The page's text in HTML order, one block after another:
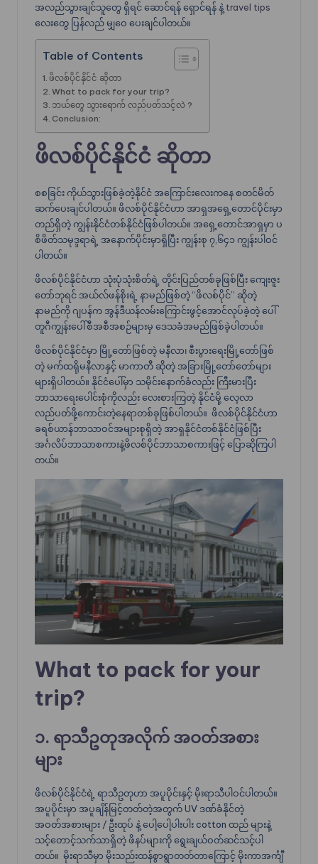
အလည်သွားချင်သူတွေ ရှိရင် ဆောင်ရန် ရှောင်ရန် နဲ့ travel tips
လေးတွေ ပြန်လည် မျှဝေ ပေးချင်ပါတယ်။
Table of Contents
ဖိလစ်ပိုင်နိုင်ငံ ဆိုတာ
What to pack for your trip?
ဘယ်တွေ သွားရောက် လည်ပတ်သင့်လဲ ?
Conclusion:
ဖိလစ်ပိုင်နိုင်ငံ ဆိုတာ
စစခြင်း ကိုယ်သွားဖြစ်ခဲ့တဲ့နိုင်ငံ အကြောင်းလေးကနေ စတင်မိတ်
ဆက်ပေးချင်ပါတယ်။ ဖိလစ်ပိုင်နိုင်ငံဟာ အာရှအရှေ့တောင်ပိုင်းမှာ
တည်ရှိတဲ့ ကျွန်းနိုင်ငံတစ်နိုင်ငံဖြစ်ပါတယ်။ အရှေ့တောင်အာရှမှာ ပ
စိဖိတ်သမုဒ္ဒရာရဲ့ အနောက်ပိုင်းမှာရှိပြီး ကျွန်းစု ၇,၆၄၁ ကျွန်းပါဝင်
ပါတယ်။
ဖိလစ်ပိုင်နိုင်ငံဟာ သုံးပုံသုံးစိတ်ရဲ့ တိုင်းပြည်တစ်ခုဖြစ်ပြီး ကျေးဇူး
တော်ဘုရင် အယ်လ်ဖန်စိုးရဲ့ နာမည်ဖြစ်တဲ့ “ဖိလစ်ပိုင်” ဆိုတဲ့
နာမည်ကို ဂျပန်က အွန်ဒီယန်လမ်းကြောင်းဖွင့်အောင်လုပ်ခဲ့တဲ့ ပေါ်
တူဂီကျွန်းပေါ်စီအစီအစဉ်များမှ ဒေသခံအမည်ဖြစ်ခဲ့ပါတယ်။
ဖိလစ်ပိုင်နိုင်ငံမှာ မြို့တော်ဖြစ်တဲ့ မနီလာ၊ စီးပွားရေးမြို့တော်ဖြစ်
တဲ့ မက်ထရိုမနီလာနှင့် မာကာတီ ဆိုတဲ့ အခြားမြို့တော်တော်များ
များရှိပါတယ်။ နိုင်ငံပေါ်မှာ သမိုင်းနောက်ခံလည်း ကြီးမားပြီး
ဘာသာရေးပေါင်းစုံကိုလည်း လေးစားကြတဲ့ နိုင်ငံမို့ လေ့လာ
လည်ပတ်ဖို့ကောင်းတဲ့နေရာတစ်ခုဖြစ်ပါတယ်။ ဖိလစ်ပိုင်နိုင်ငံဟာ
ခရစ်ယာန်ဘာသာဝင်အများစုရှိတဲ့ အာရှနိုင်ငံတစ်နိုင်ငံဖြစ်ပြီး
အင်္ဂလိပ်ဘာသာစကားနဲ့ဖိလစ်ပိုင်ဘာသာစကားဖြင့် ပြောဆိုကြပါ
တယ်။
What to pack for your
trip?
၁. ရာသီဥတုအလိုက် အဝတ်အစား
များ
ဖိလစ်ပိုင်နိုင်ငံရဲ့ ရာသီဥတုဟာ အပူပိုင်းနှင့် မိုးရာသီပါဝင်ပါတယ်။
အပူပိုင်းမှာ အပူချိန်မြင့်တတ်တဲ့အတွက် UV ဒဏ်ခံနိုင်တဲ့
အဝတ်အစားများ / ဦးထုပ် နဲ့ ပေါ့ပေါ့ပါးပါး cotton ထည် များနဲ့
သင့်တောင့်သက်သာရှိတဲ့ ဖိနပ်များကို ရွေးချယ်ဝတ်ဆင်သင့်ပါ
တယ်။ မိုးရာသီမှာ မိုးသည်းထန်စွာရွာတတ်တာကြောင့် မိုးကာအင်္ကျီ